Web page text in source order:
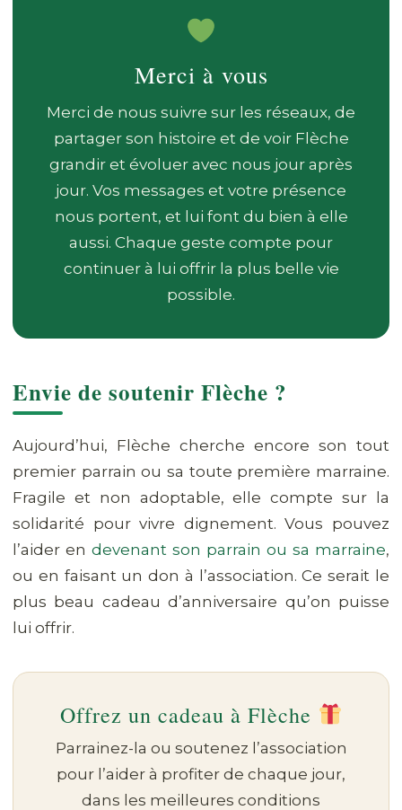
Merci à vous
Merci de nous suivre sur les réseaux, de
partager son histoire et de voir Flèche
grandir et évoluer avec nous jour après
jour. Vos messages et votre présence
nous portent, et lui font du bien à elle
aussi. Chaque geste compte pour
continuer à lui offrir la plus belle vie
possible.
Envie de soutenir Flèche ?
Aujourd’hui, Flèche cherche encore son tout
premier parrain ou sa toute première marraine.
Fragile et non adoptable, elle compte sur la
solidarité pour vivre dignement. Vous pouvez
l’aider en devenant son parrain ou sa marraine,
ou en faisant un don à l’association. Ce serait le
plus beau cadeau d’anniversaire qu’on puisse
lui offrir.
Offrez un cadeau à Flèche
Parrainez-la ou soutenez l’association
pour l’aider à profiter de chaque jour,
dans les meilleures conditions